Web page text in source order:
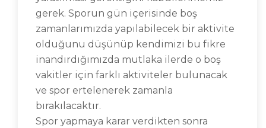
gerek. Sporun gün içerisinde boş
zamanlarımızda yapılabilecek bir aktivite
olduğunu düşünüp kendimizi bu fikre
inandırdığımızda mutlaka ilerde o boş
vakitler için farklı aktiviteler bulunacak
ve spor ertelenerek zamanla
bırakılacaktır.
Spor yapmaya karar verdikten sonra